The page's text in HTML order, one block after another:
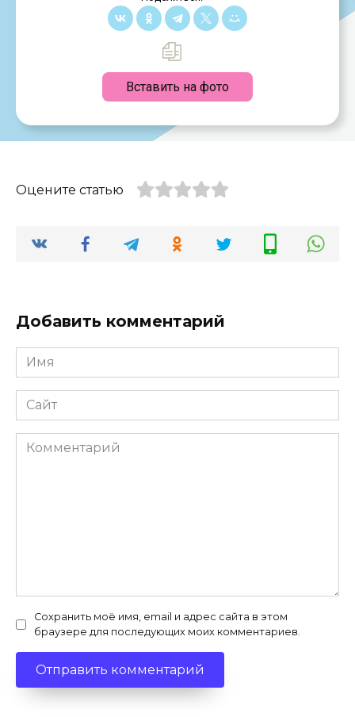
Вставить на фото
Оцените статью
Добавить комментарий
Имя
*
Сайт
Комментарий
Сохранить моё имя, email и адрес сайта в этом
браузере для последующих моих комментариев.